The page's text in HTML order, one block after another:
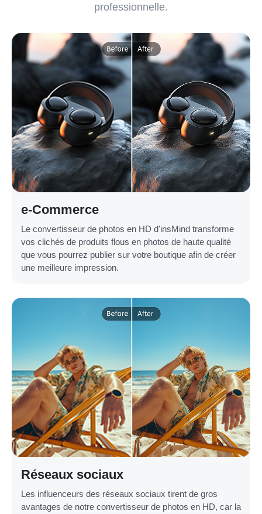
professionnelle.
e-Commerce
Le convertisseur de photos en HD d'insMind transforme
vos clichés de produits flous en photos de haute qualité
que vous pourrez publier sur votre boutique afin de créer
une meilleure impression.
Réseaux sociaux
Les influenceurs des réseaux sociaux tirent de gros
avantages de notre convertisseur de photos en HD, car la